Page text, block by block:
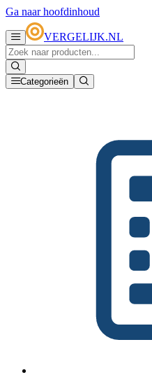
Ga naar hoofdinhoud
VERGELIJK.NL
Categorieën